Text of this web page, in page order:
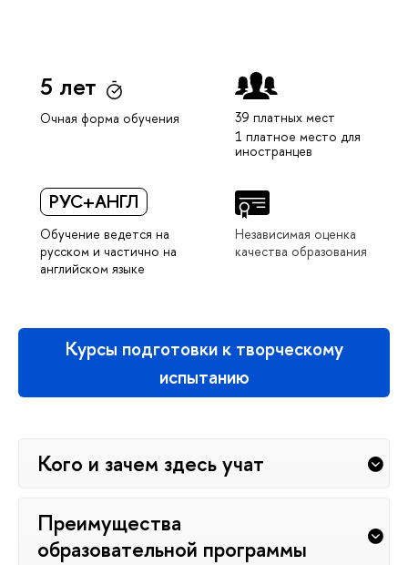
5 лет
Очная форма обучения
39 платных мест
1 платное место для
иностранцев
РУС+АНГЛ
Обучение ведется на
русском и частично на
английском языке
Независимая оценка
качества образования
Курсы подготовки к творческому
испытанию
Кого и зачем здесь учат
Преимущества
образовательной программы